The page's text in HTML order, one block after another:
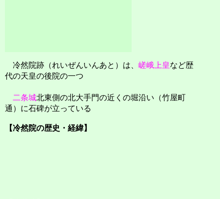
冷然院跡（れいぜんいんあと）は、 嵯峨上皇など歴
代の天皇の後院の一つ
二条城北東側の北大手門の近くの堀沿い（竹屋町
通）に石碑が立っている
【冷然院の歴史・経緯】